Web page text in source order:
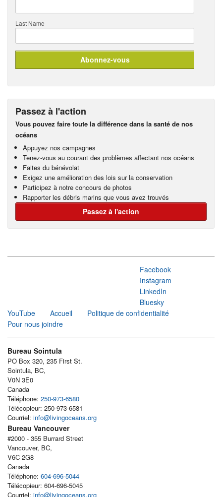
Last Name
Passez à l'action
Vous pouvez faire toute la différence dans la santé de nos
océans
Appuyez nos campagnes
Tenez-vous au courant des problèmes affectant nos océans
Faites du bénévolat
Exigez une amélioration des lois sur la conservation
Participez à notre concours de photos
Rapporter les débris marins que vous avez trouvés
Passez à l'action
Facebook
Instagram
LinkedIn
Bluesky
YouTube
Accueil
Politique de confidentialité
Pour nous joindre
Bureau Sointula
PO Box 320, 235 First St.
Sointula, BC,
V0N 3E0
Canada
Téléphone: 250-973-6580
Télécopieur: 250-973-6581
Courriel: info@livingoceans.org
Bureau Vancouver
#2000 - 355 Burrard Street
Vancouver, BC,
V6C 2G8
Canada
Téléphone: 604-696-5044
Télécopieur: 604-696-5045
Courriel: info@livingoceans.org